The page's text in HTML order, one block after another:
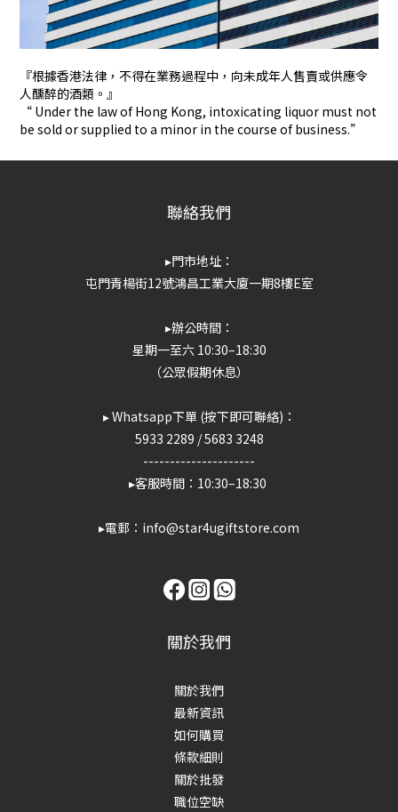
『根據香港法律，不得在業務過程中，向未成年人售賣或供應令
人醺醉的酒類。』
“ Under the law of Hong Kong, intoxicating liquor must not
be sold or supplied to a minor in the course of business.”
聯絡我們
▸門市地址：
屯門青楊街12號鴻昌工業大廈一期8樓E室
▸辦公時間：
星期一至六 10:30–18:30
（公眾假期休息）
▸ Whatsapp下單 (按下即可聯絡)：
5933 2289 /5683 3248
---------------------
▸客服時間：10:30–18:30
▸電郵：info@star4ugiftstore.com
關於我們
關於我們
最新資訊
如何購買
條款細則
關於批發
職位空缺